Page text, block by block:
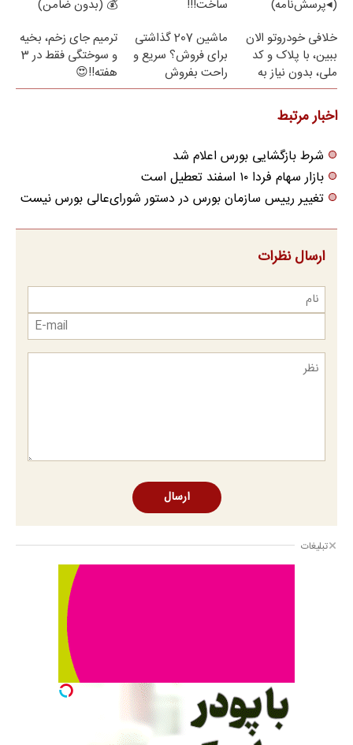
(◂پرسش‌نامه) ساخت!!!
💰 (بدون ضامن)
خلافی خودروتو الان
ببین، با پلاک و کد
ملی، بدون نیاز به
مراجعه حضوری
ماشین 207 گذاشتی
برای فروش؟ سریع و
راحت بفروش
ترمیم جای زخم، بخیه
و سوختگی فقط در 3
هفته!!😍
اخبار مرتبط
شرط بازگشایی بورس اعلام شد
بازار سهام فردا ۱۰ اسفند تعطیل است
تغییر رییس سازمان بورس در دستور شورای‌عالی بورس نیست
ارسال نظرات
ارسال
تبلیغات